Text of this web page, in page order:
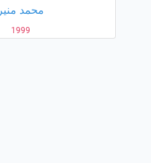
محمد منير
1999